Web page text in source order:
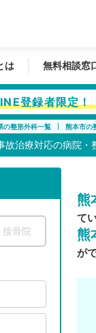
は 無料相談窓
登録者限定！
の整形外科一覧 熊本市の
故治療対応の病院・
接骨院
熊
て
熊
が